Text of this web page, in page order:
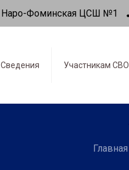
Наро-Фоминская ЦСШ №1
Сведения Участникам СВО
Главная